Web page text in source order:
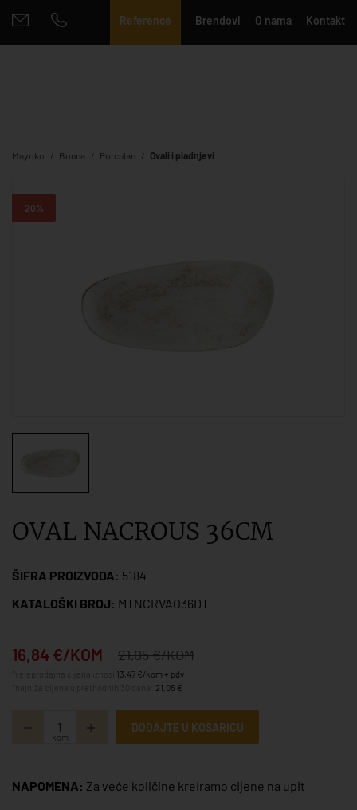
Reference Brendovi O nama Kontakt
Mayoko Bonna Porculan Ovali i pladnjevi
20%
OVAL NACROUS 36CM
ŠIFRA PROIZVODA: 5184
KATALOŠKI BROJ: MTNCRVAO36DT
16,84 €/KOM 21,05 €/KOM
13,47 €/kom + pdv
21,05 €
kom
DODAJTE U KOŠARICU
NAPOMENA: Za veće količine kreiramo cijene na upit